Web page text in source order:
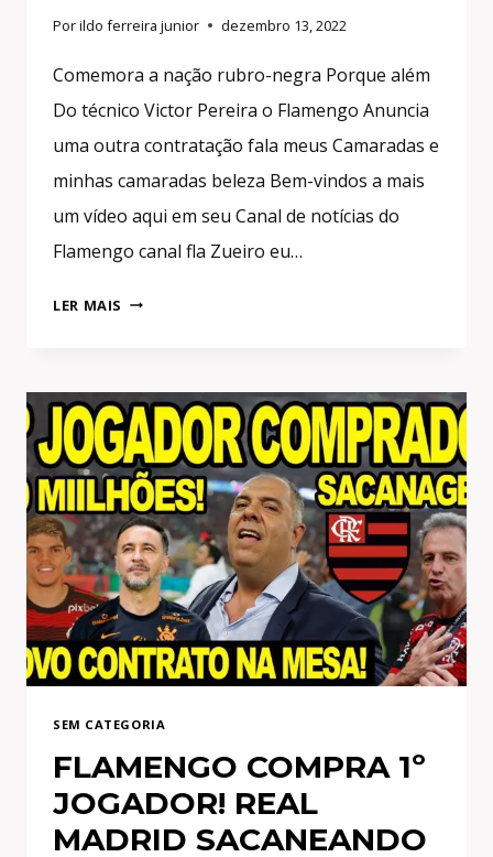
Porildo ferreira junior dezembro 13, 2022
Comemora a nação rubro-negra Porque além
Do técnico Victor Pereira o Flamengo Anuncia
uma outra contratação fala meus Camaradas e
minhas camaradas beleza Bem-vindos a mais
um vídeo aqui em seu Canal de notícias do
Flamengo canal fla Zueiro eu…
LER MAIS COMEMORA
2
CONTRATAÇÕES!
FRANCESES
PRESSIONADOS
POR
GERSON!
VAMO
RIR
NETO
SEM CATEGORIA
FLAMENGO COMPRA 1º
JOGADOR! REAL
MADRID SACANEANDO